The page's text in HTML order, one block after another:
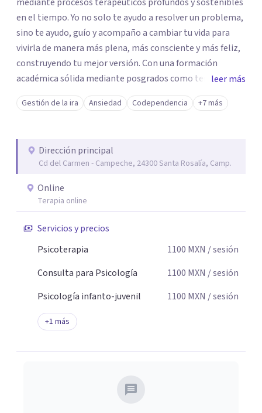
en el tiempo. Yo no solo te ayudo a resolver un problema,
sino te ayudo, guío y acompaño a cambiar tu vida para
vivirla de manera más plena, más consciente y más feliz,
construyendo tu mejor versión. Con una formación
académica sólida mediante posgrados como terapeuta
breve, familiar e infantil, así como con respaldo
profesional y experiencia clínica de más de 26 años y
auténtica y comunicación clara y directa para darte
seguridad emocional y una dirección firme de tu proceso
de cambio.
leer más
Gestión de la ira Ansiedad Codependencia +7 más
Dirección principal
Cd del Carmen - Campeche, 24300 Santa Rosalía, Camp.
Online
Terapia online
Servicios y precios
Psicoterapia
1100 MXN / sesión
Consulta para Psicología
1100 MXN / sesión
Psicología infanto-juvenil
1100 MXN / sesión
+1 más